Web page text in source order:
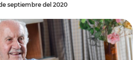
septiembre del 2020